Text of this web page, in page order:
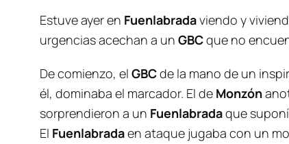
Estuve ayer en Fuenlabradaviendo y
urgencias acechan a un GBCque no
De comienzo, el GBCde la mano de un
él, dominaba el marcador. El de Monzón
sorprendieron a un Fuenlabradaque
El Fuenlabradaen ataque jugaba con un